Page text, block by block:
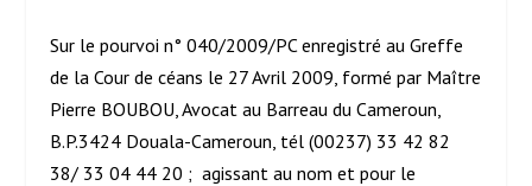
Sur le pourvoi n° 040/2009/PC enregistré au Greffe
de la Cour de céans le 27 Avril 2009, formé par Maître
Pierre BOUBOU, Avocat au Barreau du Cameroun,
B.P.3424 Douala-Cameroun, tél (00237) 33 42 82
38/ 33 04 44 20 ; agissant au nom et pour le